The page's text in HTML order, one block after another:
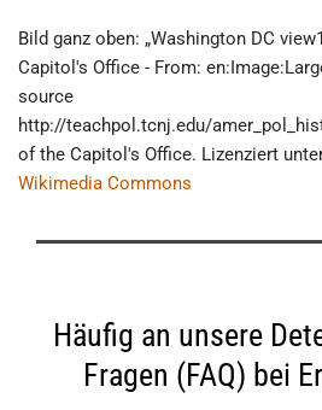
Bild ganz oben: „Washington DC
Capitol's Office - From:
source
http://teachpol.tcnj.edu/
of the Capitol's Office. Lizenziert
Wikimedia Commons
Häufig an unsere
Fragen (FAQ) bei